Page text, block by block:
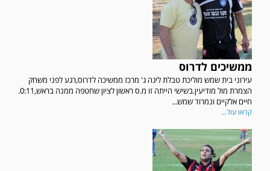
ממשיכים לדרוס
עירוני בית שמש מוליכת טבלת ליגה ג' מרכז ממשיכה לדרוס,רגע לפני משחק
הצמרת מול מודיעין.בשישי הייתה זו מ.ס ראשון לציון שחטפה ממנה בראש,0:11.
חיים אלקיים ונמרוד שמש...
קראו עוד...